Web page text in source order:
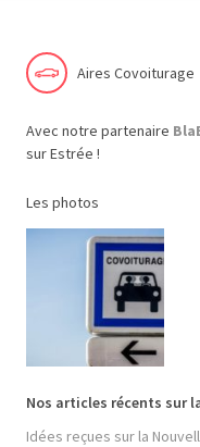
Aires Covoiturage
Avec notre partenaire
sur Estrée !
Les photos
Nos articles récents sur
Idées reçues sur la